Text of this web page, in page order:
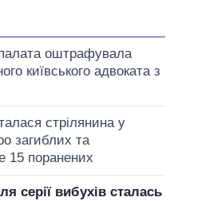
оштрафувала
київського адвоката з
стрілянина у
загиблих та
поранених
серії вибухів сталась